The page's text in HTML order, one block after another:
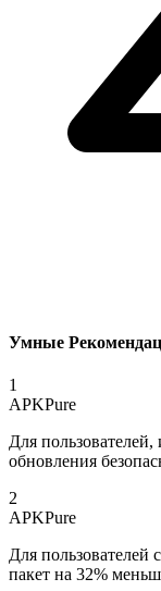
Умные
1
APKPure
Для
обновления
2
APKPure
Для
пакет на 32%